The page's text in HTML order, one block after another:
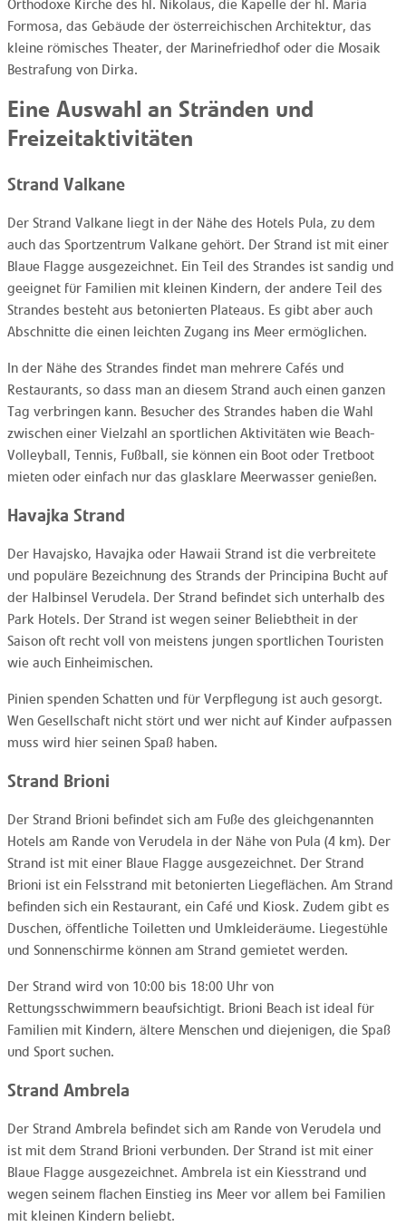
Orthodoxe Kirche des hl. Nikolaus, die Kapelle der hl. Maria
Formosa, das Gebäude der österreichischen Architektur, das
kleine römisches Theater, der Marinefriedhof oder die Mosaik
Bestrafung von Dirka.
Eine Auswahl an Stränden und
Freizeitaktivitäten
Strand Valkane
Der Strand Valkane liegt in der Nähe des Hotels Pula, zu dem
auch das Sportzentrum Valkane gehört. Der Strand ist mit einer
Blaue Flagge ausgezeichnet. Ein Teil des Strandes ist sandig und
geeignet für Familien mit kleinen Kindern, der andere Teil des
Strandes besteht aus betonierten Plateaus. Es gibt aber auch
Abschnitte die einen leichten Zugang ins Meer ermöglichen.
In der Nähe des Strandes findet man mehrere Cafés und
Restaurants, so dass man an diesem Strand auch einen ganzen
Tag verbringen kann. Besucher des Strandes haben die Wahl
zwischen einer Vielzahl an sportlichen Aktivitäten wie Beach-
Volleyball, Tennis, Fußball, sie können ein Boot oder Tretboot
mieten oder einfach nur das glasklare Meerwasser genießen.
Havajka Strand
Der Havajsko, Havajka oder Hawaii Strand ist die verbreitete
und populäre Bezeichnung des Strands der Principina Bucht auf
der Halbinsel Verudela. Der Strand befindet sich unterhalb des
Park Hotels. Der Strand ist wegen seiner Beliebtheit in der
Saison oft recht voll von meistens jungen sportlichen Touristen
wie auch Einheimischen.
Pinien spenden Schatten und für Verpflegung ist auch gesorgt.
Wen Gesellschaft nicht stört und wer nicht auf Kinder aufpassen
muss wird hier seinen Spaß haben.
Strand Brioni
Der Strand Brioni befindet sich am Fuße des gleichgenannten
Hotels am Rande von Verudela in der Nähe von Pula (4 km). Der
Strand ist mit einer Blaue Flagge ausgezeichnet. Der Strand
Brioni ist ein Felsstrand mit betonierten Liegeflächen. Am Strand
befinden sich ein Restaurant, ein Café und Kiosk. Zudem gibt es
Duschen, öffentliche Toiletten und Umkleideräume. Liegestühle
und Sonnenschirme können am Strand gemietet werden.
Der Strand wird von 10:00 bis 18:00 Uhr von
Rettungsschwimmern beaufsichtigt. Brioni Beach ist ideal für
Familien mit Kindern, ältere Menschen und diejenigen, die Spaß
und Sport suchen.
Strand Ambrela
Der Strand Ambrela befindet sich am Rande von Verudela und
ist mit dem Strand Brioni verbunden. Der Strand ist mit einer
Blaue Flagge ausgezeichnet. Ambrela ist ein Kiesstrand und
wegen seinem flachen Einstieg ins Meer vor allem bei Familien
mit kleinen Kindern beliebt.